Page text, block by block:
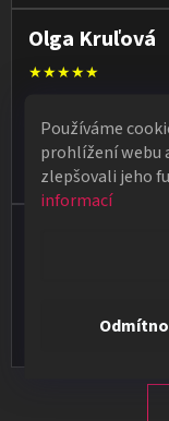
Používáme
prohlížení webu
zlepšovali jeho
informací
Olga Kruľová
★★★★★
perfektně, syn měl
na školní besídce.
naprostá